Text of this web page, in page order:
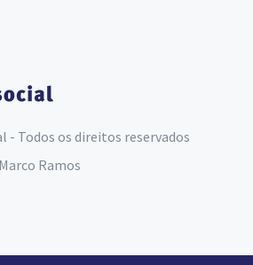
- Todos os direitos reservados
Marco Ramos